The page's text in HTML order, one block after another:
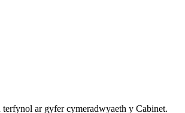
ar gyfer cymeradwyaeth y Cabinet.